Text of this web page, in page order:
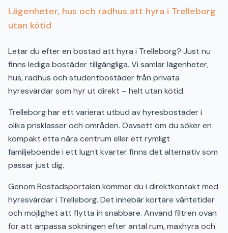
Lägenheter, hus och radhus att hyra i Trelleborg
utan kötid
Letar du efter en bostad att hyra i Trelleborg? Just nu
finns lediga bostäder tillgängliga. Vi samlar lägenheter,
hus, radhus och studentbostäder från privata
hyresvärdar som hyr ut direkt – helt utan kötid.
Trelleborg har ett varierat utbud av hyresbostäder i
olika prisklasser och områden. Oavsett om du söker en
kompakt etta nära centrum eller ett rymligt
familjeboende i ett lugnt kvarter finns det alternativ som
passar just dig.
Genom Bostadsportalen kommer du i direktkontakt med
hyresvärdar i Trelleborg. Det innebär kortare väntetider
och möjlighet att flytta in snabbare. Använd filtren ovan
för att anpassa sökningen efter antal rum, maxhyra och